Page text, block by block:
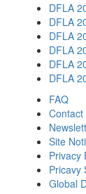
DFLA
DFLA
DFLA
DFLA
DFLA
DFLA
FAQ
Contact
Site
Privacy
Pricavy
Global